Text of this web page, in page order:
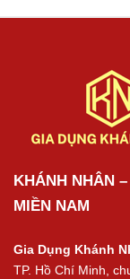
KHÁNH NHÂN
MIỀN NAM
Gia Dụng Khánh
TP. Hồ Chí Minh,